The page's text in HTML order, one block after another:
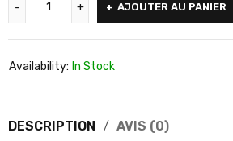
AJOUTER AU PANIER
Availability: In Stock
DESCRIPTION AVIS (0)